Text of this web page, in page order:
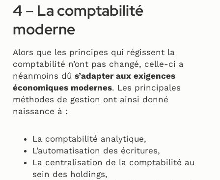
4 – La comptabilité
moderne
Alors que les principes qui régissent la
comptabilité n’ont pas changé, celle-ci a
néanmoins dû s’adapter aux exigences
économiques modernes. Les principales
méthodes de gestion ont ainsi donné
naissance à :
La comptabilité analytique,
L’automatisation des écritures,
La centralisation de la comptabilité au
sein des holdings,